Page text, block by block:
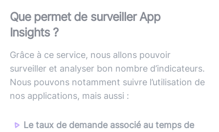
Que permet de surveiller App
Insights ?
Grâce à ce service, nous allons pouvoir
surveiller et analyser bon nombre d’indicateurs.
Nous pouvons notamment suivre l’utilisation de
nos applications, mais aussi :
Le taux de demande associé au temps de